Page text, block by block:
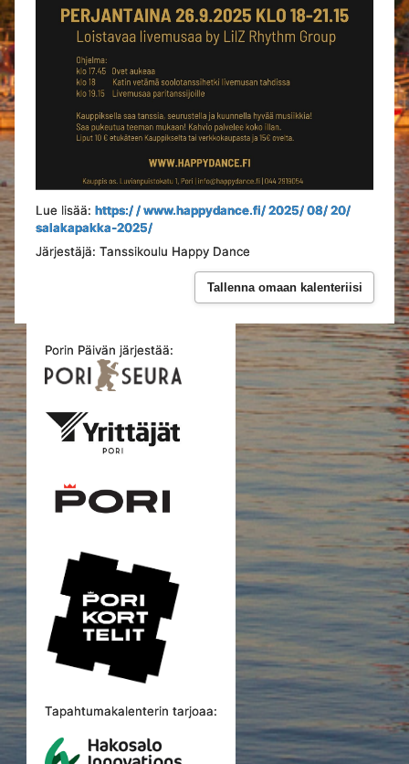
Lue lisää: https:/ / www.happydance.fi/ 2025/ 08/ 20/
salakapakka-2025/
Järjestäjä: Tanssikoulu Happy Dance
Tallenna omaan kalenteriisi
Porin Päivän järjestää:
Tapahtumakalenterin tarjoaa: